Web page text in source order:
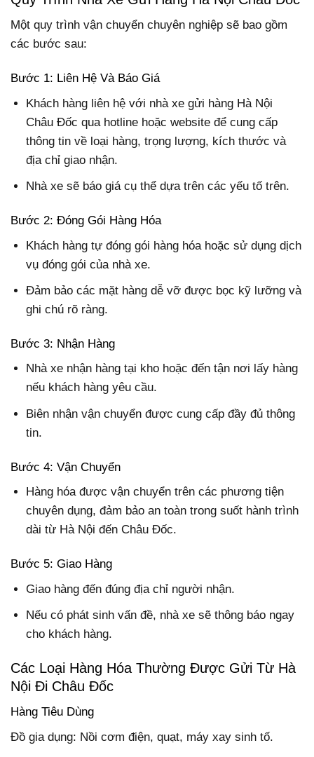
Một quy trình vận chuyển chuyên nghiệp sẽ bao gồm
các bước sau:
Bước 1: Liên Hệ Và Báo Giá
Khách hàng liên hệ với nhà xe gửi hàng Hà Nội
Châu Đốc qua hotline hoặc website để cung cấp
thông tin về loại hàng, trọng lượng, kích thước và
địa chỉ giao nhận.
Nhà xe sẽ báo giá cụ thể dựa trên các yếu tố trên.
Bước 2: Đóng Gói Hàng Hóa
Khách hàng tự đóng gói hàng hóa hoặc sử dụng dịch
vụ đóng gói của nhà xe.
Đảm bảo các mặt hàng dễ vỡ được bọc kỹ lưỡng và
ghi chú rõ ràng.
Bước 3: Nhận Hàng
Nhà xe nhận hàng tại kho hoặc đến tận nơi lấy hàng
nếu khách hàng yêu cầu.
Biên nhận vận chuyển được cung cấp đầy đủ thông
tin.
Bước 4: Vận Chuyển
Hàng hóa được vận chuyển trên các phương tiện
chuyên dụng, đảm bảo an toàn trong suốt hành trình
dài từ Hà Nội đến Châu Đốc.
Bước 5: Giao Hàng
Giao hàng đến đúng địa chỉ người nhận.
Nếu có phát sinh vấn đề, nhà xe sẽ thông báo ngay
cho khách hàng.
Các Loại Hàng Hóa Thường Được Gửi Từ Hà
Nội Đi Châu Đốc
Hàng Tiêu Dùng
Đồ gia dụng: Nồi cơm điện, quạt, máy xay sinh tố.